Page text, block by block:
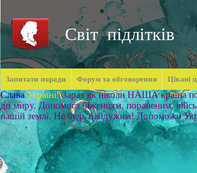
Світ підлітків
Запитати поради Форум та обговорення Цікаві
Слава Україні! Зараз як ніколи НАША країна
до миру. Допомога біженцям, пораненим,
нашій землі. Не будь байдужим! Допоможи